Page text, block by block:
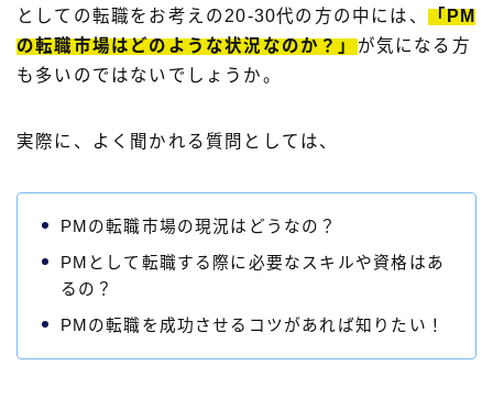
としての転職をお考えの20-30代の方の中には、
「PM
の転職市場はどのような状況なのか？」 が気になる方
も多いのではないでしょうか。
実際に、よく聞かれる質問としては、
PMの転職市場の現況はどうなの？
PMとして転職する際に必要なスキルや資格はあ
るの？
PMの転職を成功させるコツがあれば知りたい！